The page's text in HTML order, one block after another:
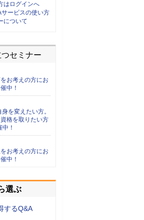
はログインへ
サービスの使い方
について
セミナー
お考えの方にお
中！
を変えたい方。
格を取りたい方
！
お考えの方にお
中！
選ぶ
するQ&A